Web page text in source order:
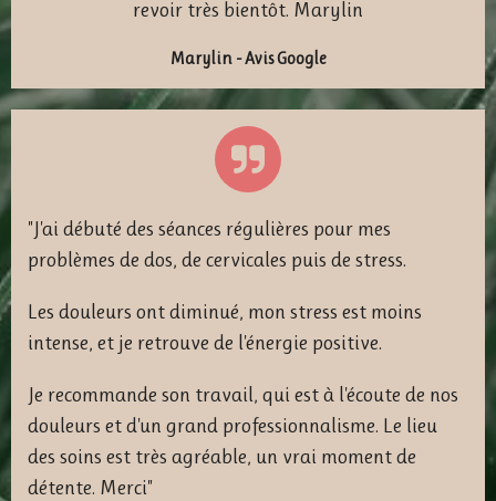
revoir très bientôt. Marylin
Marylin - Avis Google
"J'ai débuté des séances régulières pour mes
problèmes de dos, de cervicales puis de stress.
Les douleurs ont diminué, mon stress est moins
intense, et je retrouve de l'énergie positive.
Je recommande son travail, qui est à l'écoute de nos
douleurs et d'un grand professionnalisme. Le lieu
des soins est très agréable, un vrai moment de
détente. Merci"